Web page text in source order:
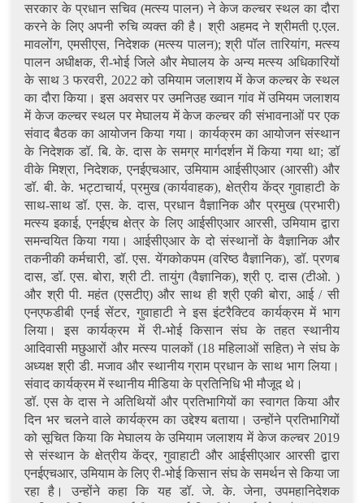
सरकार के प्रधान सचिव (मत्स्य पालन) ने केज कल्चर स्थल का दौरा
करने के लिए अपनी रुचि व्यक्त की है। श्री अहमद ने श्रीमती ए.एल.
मावलोंग, एमसीएस, निदेशक (मत्स्य पालन); श्री पॉल तारियांग, मत्स्य
पालन अधीक्षक, री-भोई जिले और मेघालय के अन्य मत्स्य अधिकारियों
के साथ 3 फरवरी, 2022 को उमियाम जलाशय में केज कल्चर के स्थल
का दौरा किया। इस अवसर पर उमनिउह ख्वान गांव में उमियम जलाशय
में केज कल्चर स्थल पर मेघालय में केज कल्चर की संभावनाओं पर एक
संवाद बैठक का आयोजन किया गया। कार्यक्रम का आयोजन संस्थान
के निदेशक डॉ. बि. के. दास के समग्र मार्गदर्शन में किया गया था; डॉ
वीके मिश्रा, निदेशक, एनईएचआर, उमियाम आईसीएआर (आरसी) और
डॉ. बी. के. भट्टाचार्य, प्रमुख (कार्यवाहक), क्षेत्रीय केंद्र गुवाहाटी के
साथ-साथ डॉ. एस. के. दास, प्रधान वैज्ञानिक और प्रमुख (प्रभारी)
मत्स्य इकाई, एनईएच क्षेत्र के लिए आईसीएआर आरसी, उमियाम द्वारा
समन्वयित किया गया। आईसीएआर के दो संस्थानों के वैज्ञानिक और
तकनीकी कर्मचारी, डॉ. एस. येंगकोकपम (वरिष्ठ वैज्ञानिक), डॉ. प्रणब
दास, डॉ. एस. बोरा, श्री टी. तायुंग (वैज्ञानिक), श्री ए. दास (टीओ. )
और श्री पी. महंत (एसटीए) और साथ ही श्री एकी बोरा, आई / सी
एनएफडीबी एनई सेंटर, गुवाहाटी ने इस इंटरैक्टिव कार्यक्रम में भाग
लिया। इस कार्यक्रम में री-भोई किसान संघ के तहत स्थानीय
आदिवासी मछुआरों और मत्स्य पालकों (18 महिलाओं सहित) ने संघ के
अध्यक्ष श्री डी. मजाव और स्थानीय ग्राम प्रधान के साथ भाग लिया।
संवाद कार्यक्रम में स्थानीय मीडिया के प्रतिनिधि भी मौजूद थे।
डॉ. एस के दास ने अतिथियों और प्रतिभागियों का स्वागत किया और
दिन भर चलने वाले कार्यक्रम का उद्देश्य बताया। उन्होंने प्रतिभागियों
को सूचित किया कि मेघालय के उमियाम जलाशय में केज कल्चर 2019
से संस्थान के क्षेत्रीय केंद्र, गुवाहाटी और आईसीएआर आरसी द्वारा
एनईएचआर, उमियाम के लिए री-भोई किसान संघ के समर्थन से किया जा
रहा है। उन्होंने कहा कि यह डॉ. जे. के. जेना, उपमहानिदेशक